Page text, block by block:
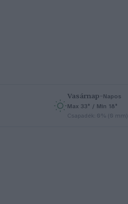
Vasárnap–Napos
Max 33° / Min 18°
Csapadék: 0% (0 mm)